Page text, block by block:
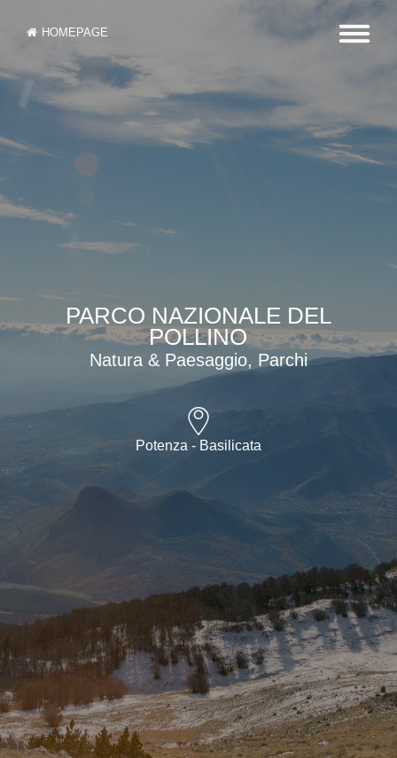
HOMEPAGE
PARCO NAZIONALE DEL
POLLINO
Natura & Paesaggio, Parchi
Potenza - Basilicata